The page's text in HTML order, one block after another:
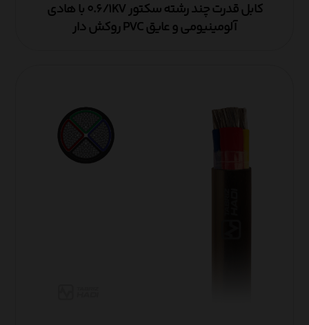
کابل قدرت چند رشته سکتور ۰.۶/۱KV با هادی
آلومینیومی و عایق PVC روکش دار